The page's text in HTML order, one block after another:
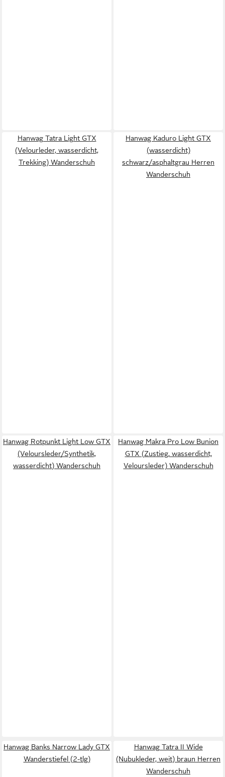
Hanwag Tatra Light GTX
(Velourleder, wasserdicht,
Trekking) Wanderschuh
Hanwag Kaduro Light GTX
(wasserdicht)
schwarz/asphaltgrau Herren
Wanderschuh
Hanwag Rotpunkt Light Low GTX
(Veloursleder/Synthetik,
wasserdicht) Wanderschuh
Hanwag Makra Pro Low Bunion
GTX (Zustieg, wasserdicht,
Veloursleder) Wanderschuh
Hanwag Banks Narrow Lady GTX
Wanderstiefel (2-tlg)
Hanwag Tatra II Wide
(Nubukleder, weit) braun Herren
Wanderschuh